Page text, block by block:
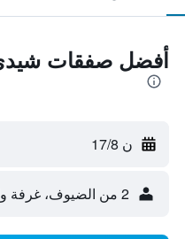
أفضل صفقات شيدي
ن 17/8
2 من الضيوف، غرفة واحدة